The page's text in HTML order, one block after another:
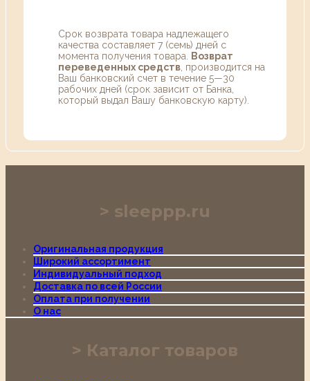
Срок возврата товара надлежащего
качества составляет 7 (семь) дней с
момента получения товара.
Возврат
переведенных средств , производится на
Ваш банковский счет в течение 5—30
рабочих дней (срок зависит от Банка,
который выдал Вашу банковскую карту).
sleeppp.ru
Оригинальная продукция
Широкий ассортимент
Индивидуальный подход
Доставка по всей России
Оплата при получении
О нас
Каталог товаров